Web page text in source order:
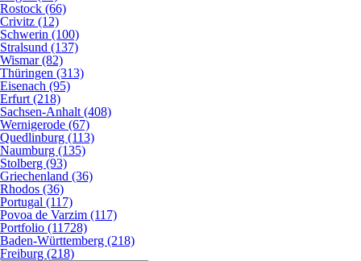
Rostock (66)
Crivitz (12)
Schwerin (100)
Stralsund (137)
Wismar (82)
Thüringen (313)
Eisenach (95)
Erfurt (218)
Sachsen-Anhalt (408)
Wernigerode (67)
Quedlinburg (113)
Naumburg (135)
Stolberg (93)
Griechenland (36)
Rhodos (36)
Portugal (117)
Povoa de Varzim (117)
Portfolio (11728)
Baden-Württemberg (218)
Freiburg (218)